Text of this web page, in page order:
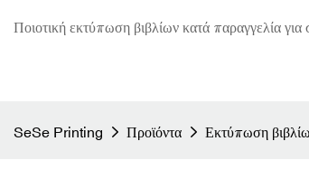
Ποιοτική εκτύπωση βιβλίων κατά παραγγελία
SeSe Printing Προϊόντα Εκτύπωση